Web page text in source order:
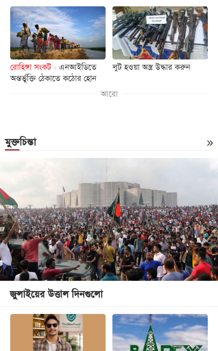
রোহিঙ্গা সংকট
এনআইডিতে
অন্তর্ভুক্তি ঠেকাতে কঠোর হোন
লুট হওয়া অস্ত্র উদ্ধার করুন
আরো
মুক্তচিন্তা
জুলাইয়ের উত্তাল দিনগুলো